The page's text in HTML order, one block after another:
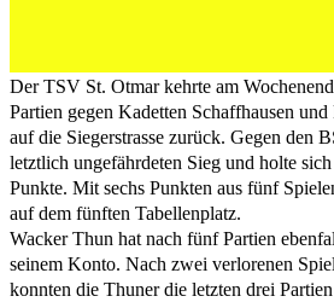
Der TSV St. Otmar kehrte am
Partien gegen Kadetten Schaffhausen
auf die Siegerstrasse zurück. Gegen den
letztlich ungefährdeten Sieg und holte
Punkte. Mit sechs Punkten aus fünf
auf dem fünften Tabellenplatz.
Wacker Thun hat nach fünf Partien
seinem Konto. Nach zwei verlorenen
konnten die Thuner die letzten drei